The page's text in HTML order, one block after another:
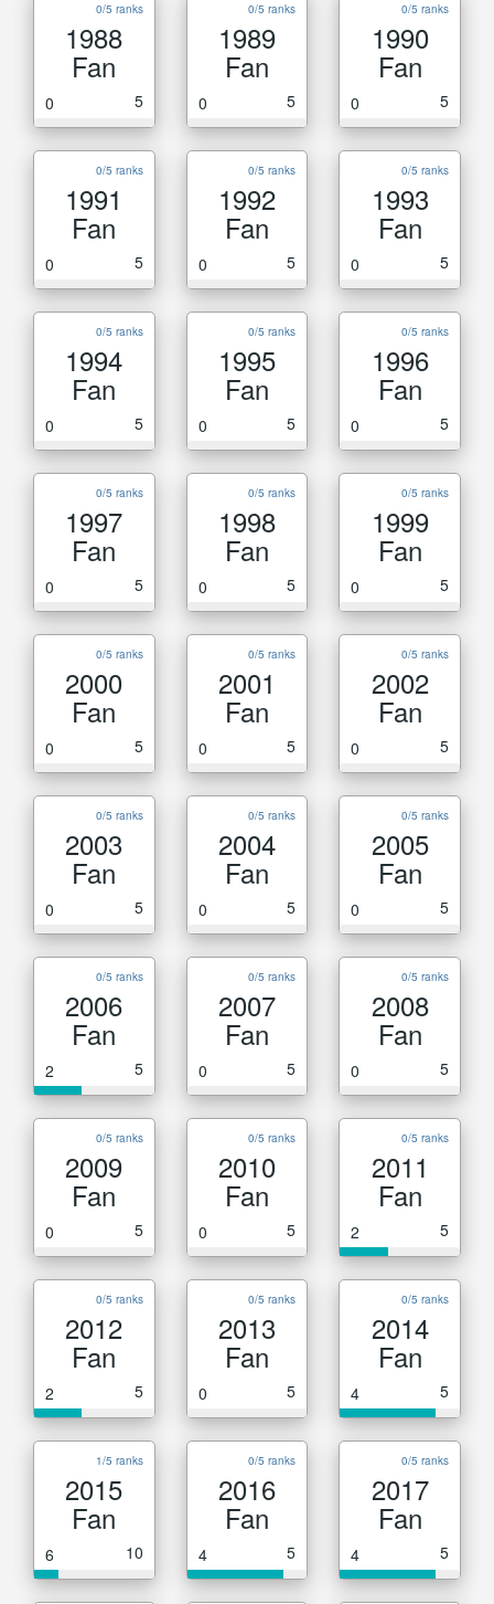
0/5 ranks
1988
Fan
0 5
0/5 ranks
1989
Fan
0 5
0/5 ranks
1990
Fan
0 5
0/5 ranks
1991
Fan
0 5
0/5 ranks
1992
Fan
0 5
0/5 ranks
1993
Fan
0 5
0/5 ranks
1994
Fan
0 5
0/5 ranks
1995
Fan
0 5
0/5 ranks
1996
Fan
0 5
0/5 ranks
1997
Fan
0 5
0/5 ranks
1998
Fan
0 5
0/5 ranks
1999
Fan
0 5
0/5 ranks
2000
Fan
0 5
0/5 ranks
2001
Fan
0 5
0/5 ranks
2002
Fan
0 5
0/5 ranks
2003
Fan
0 5
0/5 ranks
2004
Fan
0 5
0/5 ranks
2005
Fan
0 5
0/5 ranks
2006
Fan
2 5
0/5 ranks
2007
Fan
0 5
0/5 ranks
2008
Fan
0 5
0/5 ranks
2009
Fan
0 5
0/5 ranks
2010
Fan
0 5
0/5 ranks
2011
Fan
2 5
0/5 ranks
2012
Fan
2 5
0/5 ranks
2013
Fan
0 5
0/5 ranks
2014
Fan
4 5
1/5 ranks
2015
Fan
6 10
0/5 ranks
2016
Fan
4 5
0/5 ranks
2017
Fan
4 5